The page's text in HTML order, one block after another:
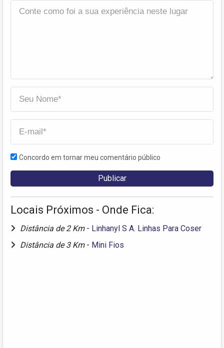
Concordo em tornar meu comentário público
Locais Próximos - Onde Fica:
Distância de 2 Km - Linhanyl S A. Linhas Para Coser
Distância de 3 Km - Mini Fios